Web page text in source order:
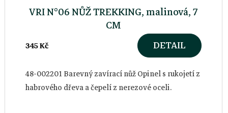
VRI N°06 NŮŽ TREKKING, malinová, 7
CM
345 Kč DETAIL
48-002201 Barevný zavírací nůž Opinel s rukojetí z
habrového dřeva a čepelí z nerezové oceli.